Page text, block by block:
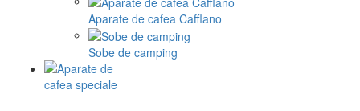
Aparate de cafea Cafflano
Sobe de camping